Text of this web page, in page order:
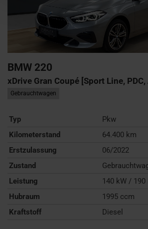
BMW 220
xDrive Gran Coupé [Sport Line, PDC,
Gebrauchtwagen
Typ
Pkw
Kilometerstand
64.400 km
Erstzulassung
06/2022
Zustand
Leistung
140 kW / 190
Hubraum
1995 ccm
Kraftstoff
Diesel